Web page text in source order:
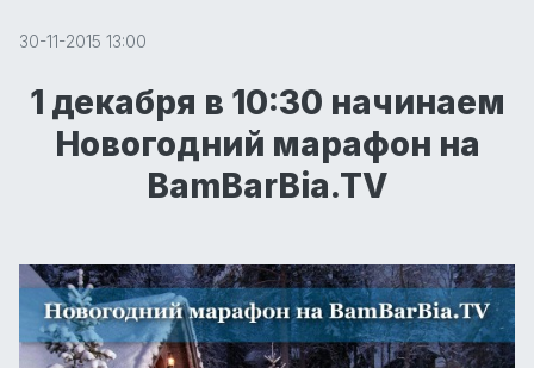
30-11-2015 13:00
1 декабря в 10:30 начинаем
Новогодний марафон на
BamBarBia.TV